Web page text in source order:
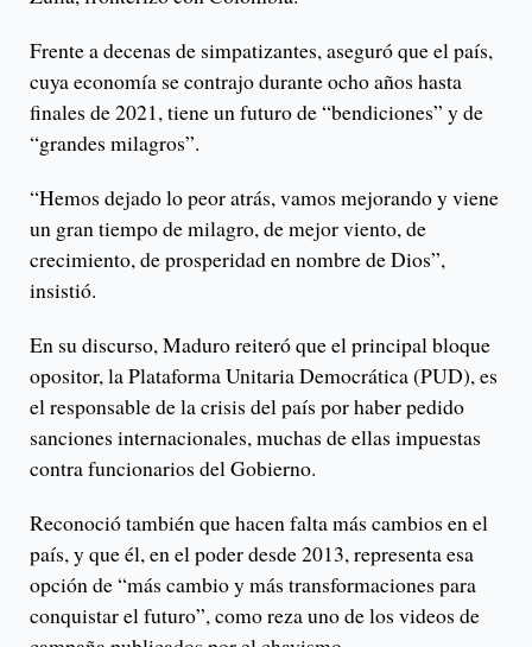
Frente a decenas de simpatizantes, aseguró que el país,
cuya economía se contrajo durante ocho años hasta
finales de 2021, tiene un futuro de “bendiciones” y de
“grandes milagros”.
“Hemos dejado lo peor atrás, vamos mejorando y viene
un gran tiempo de milagro, de mejor viento, de
crecimiento, de prosperidad en nombre de Dios”,
insistió.
En su discurso, Maduro reiteró que el principal bloque
opositor, la Plataforma Unitaria Democrática (PUD), es
el responsable de la crisis del país por haber pedido
sanciones internacionales, muchas de ellas impuestas
contra funcionarios del Gobierno.
Reconoció también que hacen falta más cambios en el
país, y que él, en el poder desde 2013, representa esa
opción de “más cambio y más transformaciones para
conquistar el futuro”, como reza uno de los videos de